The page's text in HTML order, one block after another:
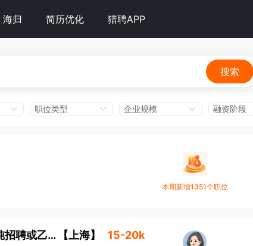
海归 简历优化 猎聘APP
搜索
职位类型 企业规模 融资阶段
本期新增1351个职位
奥托立夫 急需招聘/招聘主管/招聘经理【纯招聘或乙方招聘猎头优先】 【 上海】 15-20k